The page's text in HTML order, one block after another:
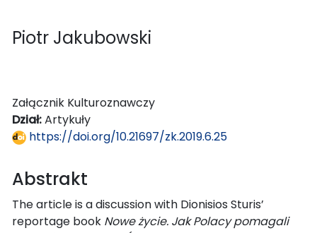
Piotr Jakubowski
Załącznik Kulturoznawczy
Dział:Artykuły
https://doi.org/10.21697/zk.2019.6.25
Abstrakt
The article is a discussion with Dionisios Sturis’
reportage book Nowe życie. Jak Polacy pomagali